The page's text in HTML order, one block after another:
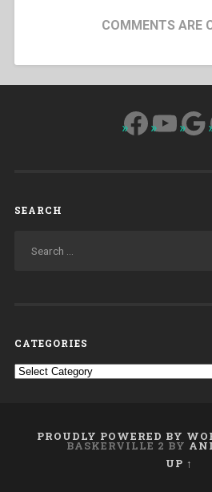
COMMENTS ARE
SEARCH
CATEGORIES
Categories
PROUDLY POWERED BY
BASKERVILLE 2 BY
UP ↑